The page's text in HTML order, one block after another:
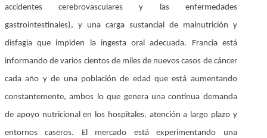
accidentes cerebrovasculares y las enfermedades
gastrointestinales), y una carga sustancial de malnutrición y
disfagia que impiden la ingesta oral adecuada. Francia está
informando de varios cientos de miles de nuevos casos de cáncer
cada año y de una población de edad que está aumentando
constantemente, ambos lo que genera una continua demanda
de apoyo nutricional en los hospitales, atención a largo plazo y
entornos caseros. El mercado está experimentando una